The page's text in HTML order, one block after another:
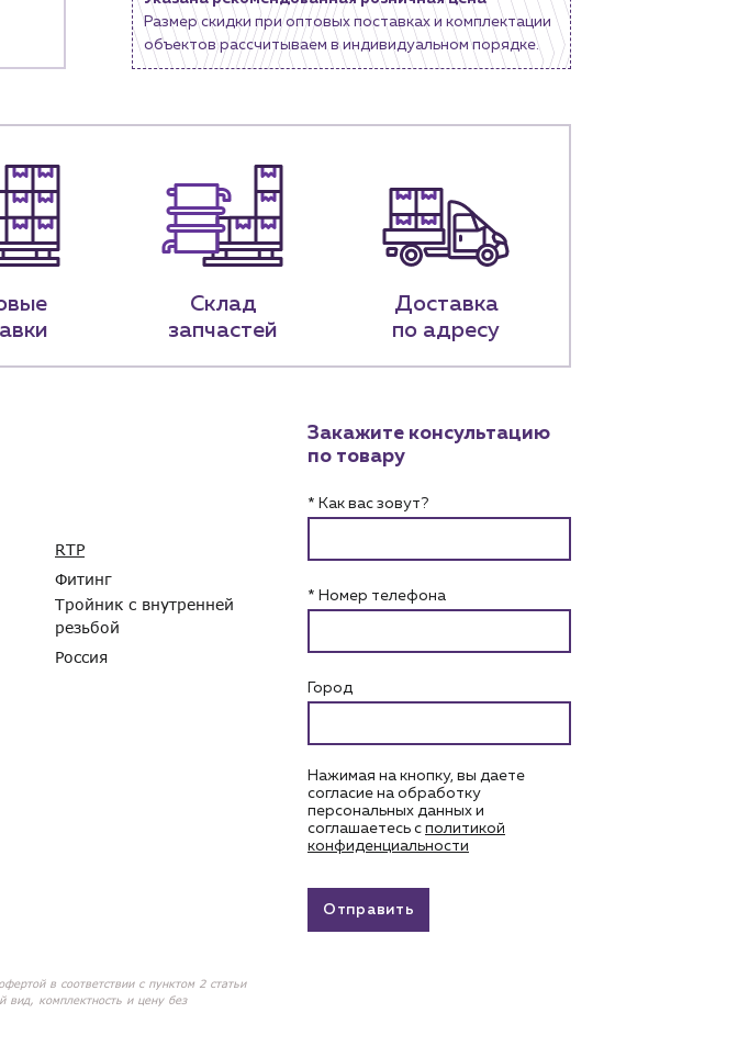
Российская, 63
Размер скидки при оптовых поставках и комплектации
объектов рассчитываем в индивидуальном порядке.
Склад
запчастей
Доставка
по адресу
RTP
Фитинг
Тройник с внутренней
резьбой
Россия
в соответствии с пунктом 2 статьи
вид, комплектность и цену без
Закажите консультацию
по товару
* Как вас зовут?
* Номер телефона
Город
Нажимая на кнопку, вы даете
согласие на обработку
персональных данных и
соглашаетесь c политикой
конфиденциальности
Отправить